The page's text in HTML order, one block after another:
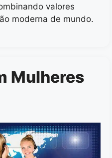
valores
moderna de mundo.
Mulheres